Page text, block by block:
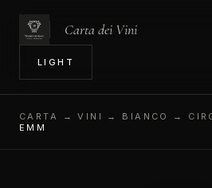
Carta dei Vini
LIGHT
CARTA → VINI → BIANCO →
EMM